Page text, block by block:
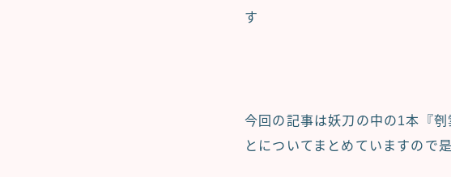
す
今回の記事は妖刀の中の1本 『刳
とについてまとめていますので